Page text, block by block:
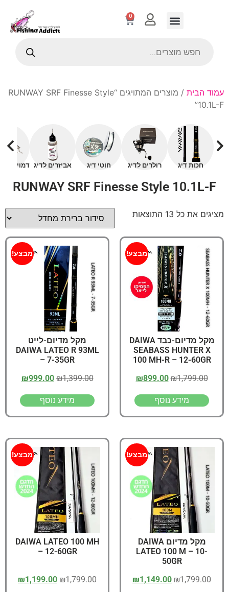
0
עמוד הבית
/ מוצרים המתויגים “RUNWAY SRF Finesse Style
10.1L-F”
חכות דיג רולרים לדיג חוטי דיג אביזרים לדיג דמויים
RUNWAY SRF Finesse Style 10.1L-F
מציגים את כל ⁦13⁩ התוצאות
מבצע!
מקל מדיום-כבד DAIWA
SEABASS HUNTER X
100 MH-R – 12-60GR
₪1,799.00
₪899.00
מידע נוסף
מבצע!
מקל מדיום-לייט
DAIWA LATEO R 93ML
– 7-35GR
₪1,399.00
₪999.00
מידע נוסף
מבצע!
מקל מדיום DAIWA
LATEO 100 M – 10-
50GR
₪1,799.00
₪1,149.00
מבצע!
DAIWA LATEO 100 MH
– 12-60GR
₪1,799.00
₪1,199.00